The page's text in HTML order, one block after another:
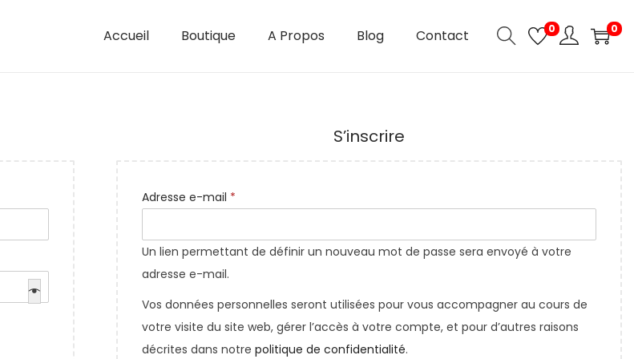
Accueil Boutique A Propos Blog Contact 0 0
S’inscrire
Adresse e-mail *
Un lien permettant de définir un nouveau mot de passe sera envoyé à votre
adresse e-mail.
Vos données personnelles seront utilisées pour vous accompagner au cours de
votre visite du site web, gérer l’accès à votre compte, et pour d’autres raisons
décrites dans notrepolitique de confidentialité.